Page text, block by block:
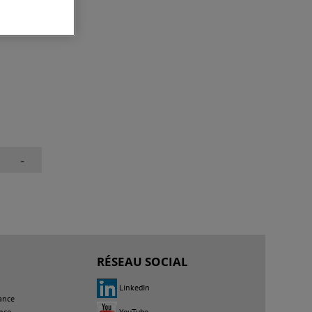
-
RÉSEAU SOCIAL
LinkedIn